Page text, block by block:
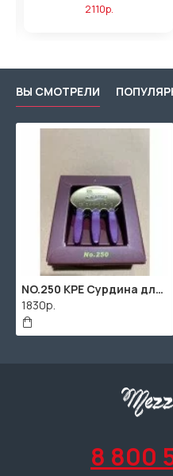
2110р.
ВЫ СМОТРЕЛИ
NO.250 KPE Сурдина для виолончели, Kapaier
1830р.
8 800